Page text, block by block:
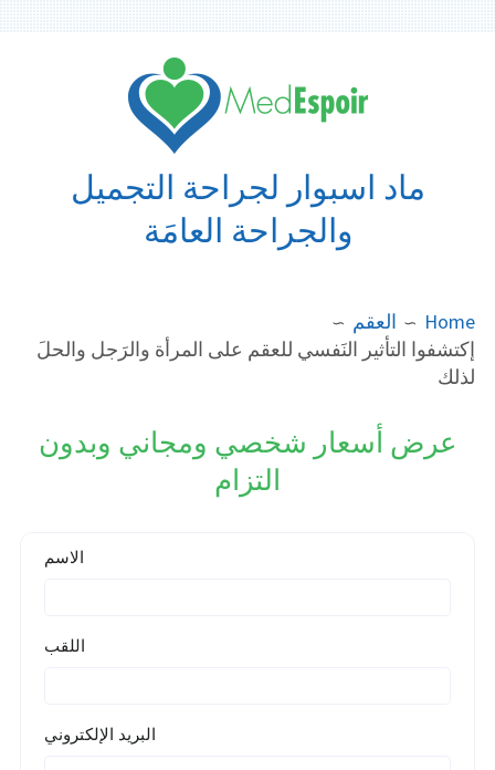
ماد اسبوار لجراحة التجميل
والجراحة العامَة
Home
العقم
إكتشفوا التأثير النَفسي للعقم على المرأة والرَجل والحلَ
لذلك
عرض أسعار شخصي ومجاني وبدون
التزام